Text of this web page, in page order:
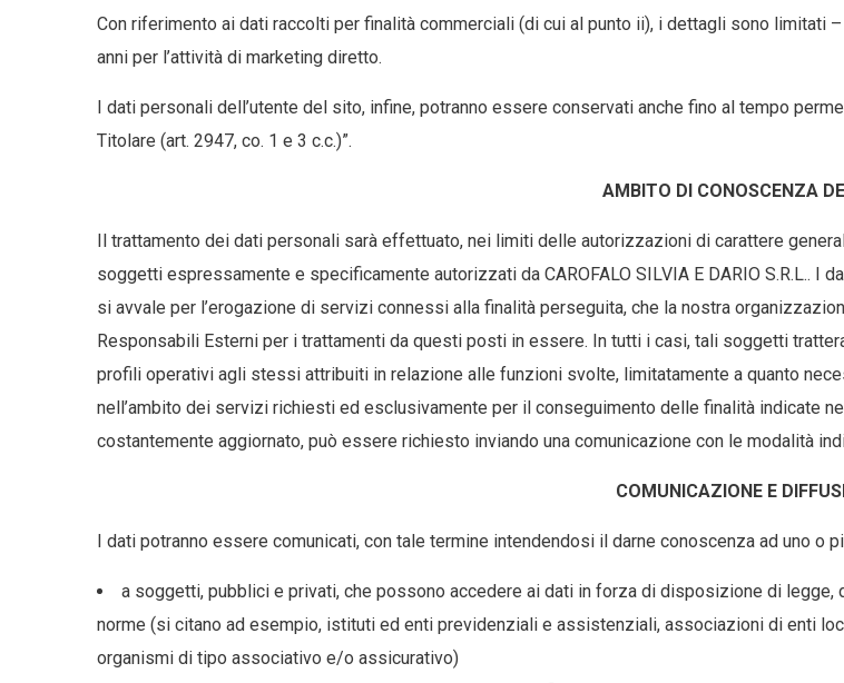
Con riferimento ai dati raccolti per finalità commerciali (di cui al punto ii), i dettagli sono limitati
anni per l’attività di marketing diretto.
I dati personali dell’utente del sito, infine, potranno essere conservati anche fino al tempo
Titolare (art. 2947, co. 1 e 3 c.c.)”.
AMBITO DI CONOSCENZA
Il trattamento dei dati personali sarà effettuato, nei limiti delle autorizzazioni di carattere
soggetti espressamente e specificamente autorizzati da CAROFALO SILVIA E DARIO S.R.L..
si avvale per l’erogazione di servizi connessi alla finalità perseguita, che la nostra
Responsabili Esterni per i trattamenti da questi posti in essere. In tutti i casi, tali soggetti
profili operativi agli stessi attribuiti in relazione alle funzioni svolte, limitatamente a quanto
nell’ambito dei servizi richiesti ed esclusivamente per il conseguimento delle finalità indicate
costantemente aggiornato, può essere richiesto inviando una comunicazione con le modalità
COMUNICAZIONE E
I dati potranno essere comunicati, con tale termine intendendosi il darne conoscenza ad uno o
a soggetti, pubblici e privati, che possono accedere ai dati in forza di disposizione di
norme (si citano ad esempio, istituti ed enti previdenziali e assistenziali, associazioni di enti
organismi di tipo associativo e/o assicurativo)